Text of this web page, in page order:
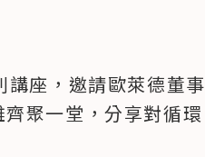
座，邀請歐萊德董事
聚一堂，分享對循環